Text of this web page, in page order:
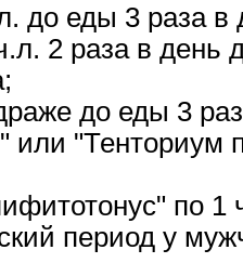
до еды 3 раза в
2 раза в день
до еды 3
или "Тенториум
по 1
период у